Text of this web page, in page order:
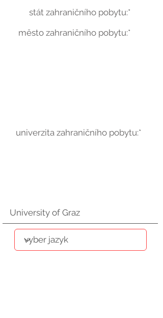
stát zahraničního pobytu:*
město zahraničního pobytu:*
univerzita zahraničního pobytu:*